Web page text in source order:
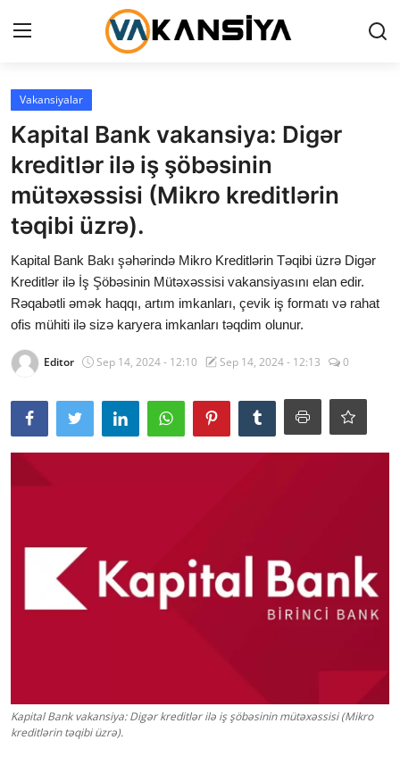
Login
Ana səhifə
Vakansiyalar
Maliyyə
Əlaqə
Xəbərlər
AZ
Vakansiyalar
Kapital Bank vakansiya: Digər
kreditlər ilə iş şöbəsinin
mütəxəssisi (Mikro kreditlərin
təqibi üzrə).
Kapital Bank Bakı şəhərində Mikro Kreditlərin Təqibi üzrə Digər
Kreditlər ilə İş Şöbəsinin Mütəxəssisi vakansiyasını elan edir.
Rəqabətli əmək haqqı, artım imkanları, çevik iş formatı və rahat
ofis mühiti ilə sizə karyera imkanları təqdim olunur.
Editor Sep 14, 2024 - 12:10 Sep 14, 2024 - 12:13 0
Kapital Bank vakansiya: Digər kreditlər ilə iş şöbəsinin mütəxəssisi (Mikro
kreditlərin təqibi üzrə).